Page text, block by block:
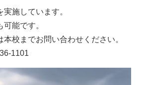
実施しています。
能です。
本校までお問い合わせください。
1101